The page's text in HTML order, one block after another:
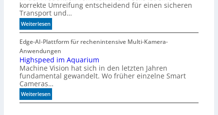
korrekte Umreifung entscheidend für einen sicheren
Transport und…
Weiterlesen:
C
o
i
l
s
z
ä
h
l
Edge-AI-Plattform für rechenintensive Multi-Kamera-
Anwendungen
Highspeed im Aquarium
Machine Vision hat sich in den letzten Jahren
fundamental gewandelt. Wo früher einzelne Smart
Cameras…
Weiterlesen:
H